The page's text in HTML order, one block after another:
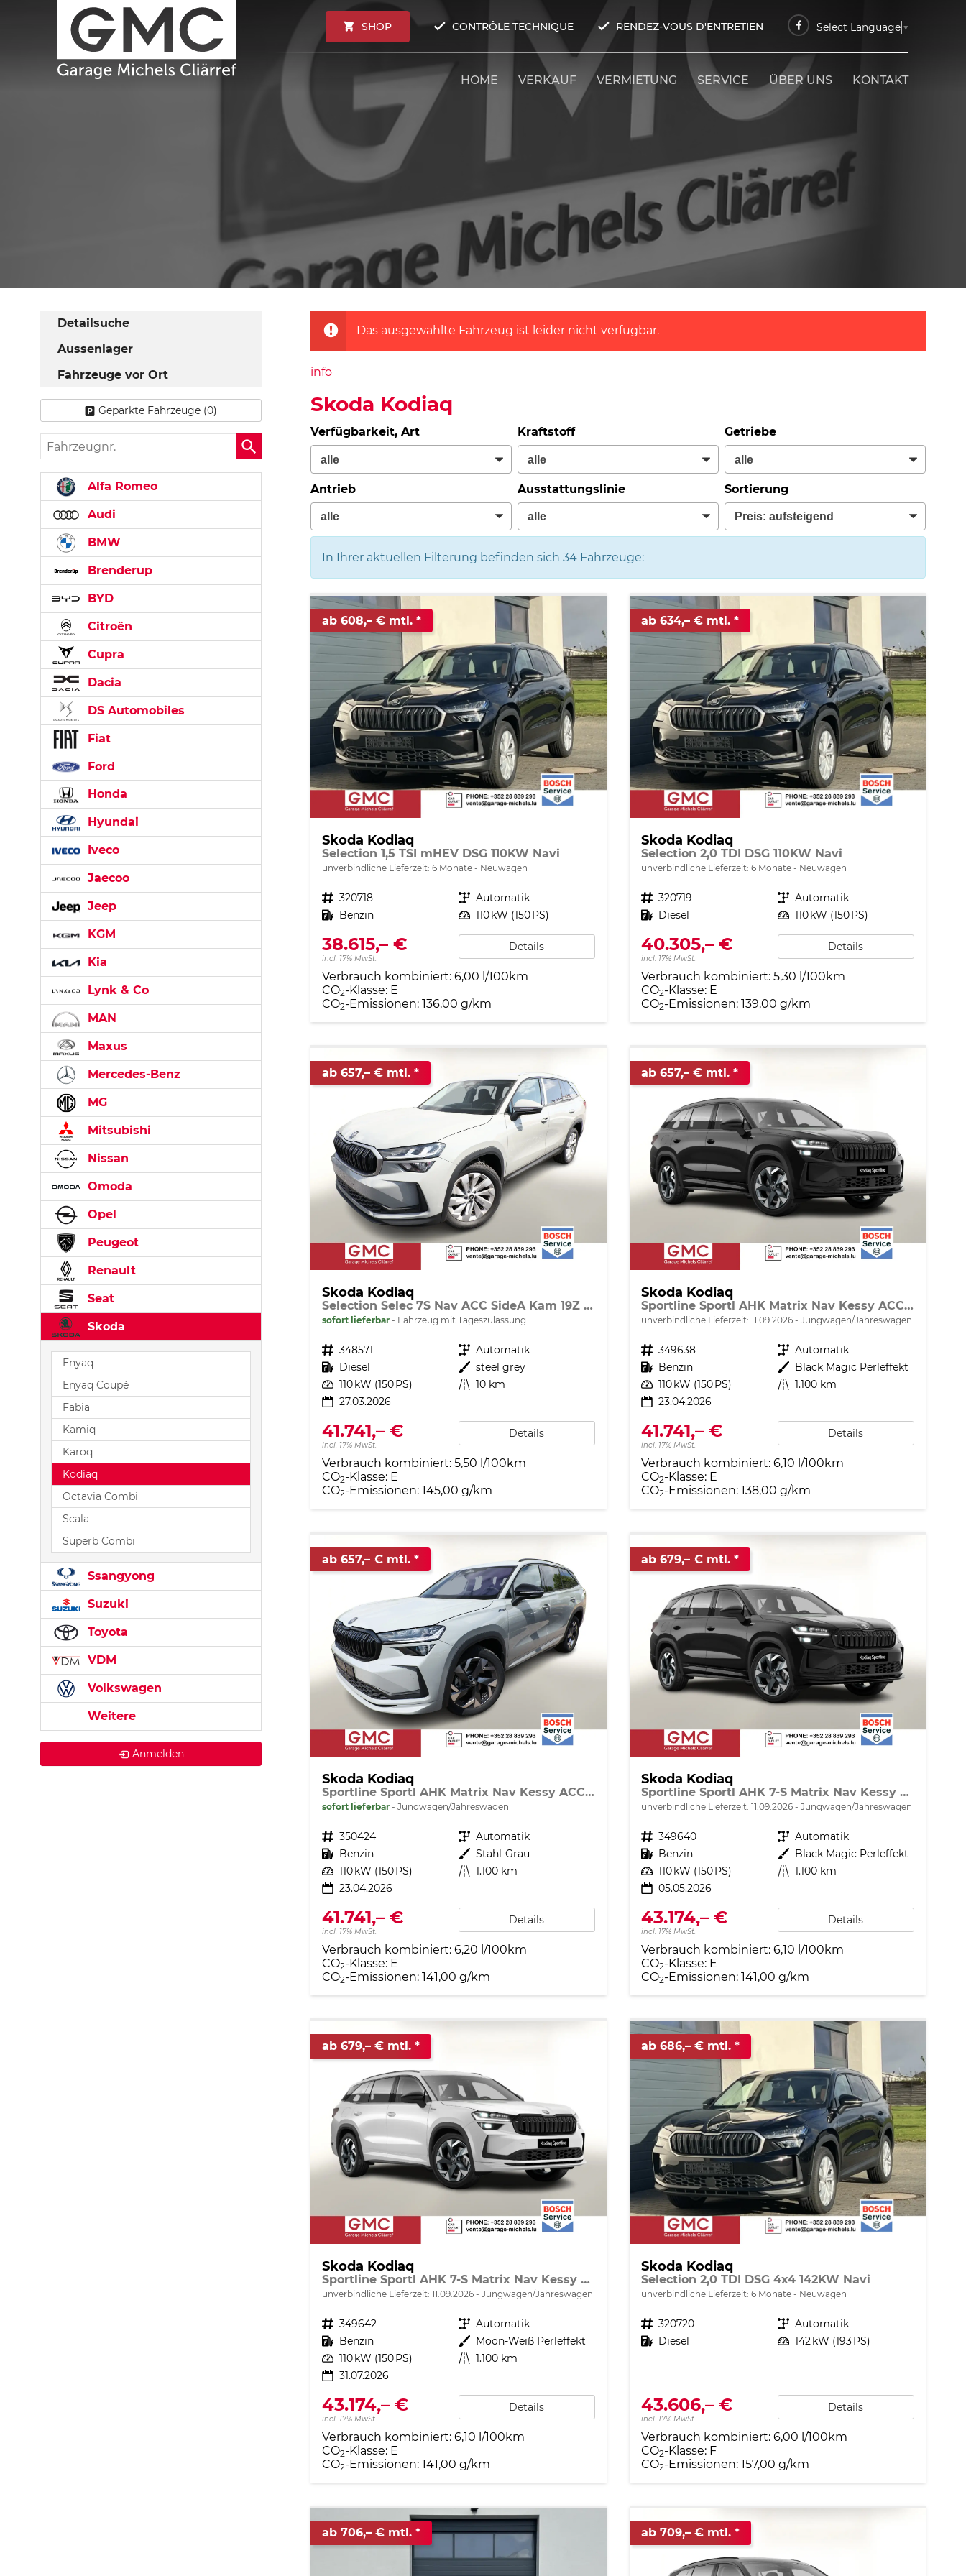
SHOP CONTRÔLE TECHNIQUE RENDEZ-VOUS D'ENTRETIEN Select Language ▼
HOME VERKAUF VERMIETUNG SERVICE ÜBER UNS KONTAKT
Das ausgewählte Fahrzeug ist leider nicht verfügbar.
info
Skoda Kodiaq
Verfügbarkeit, Art Kraftstoff Getriebe
Antrieb Ausstattungslinie Sortierung
In Ihrer aktuellen Filterung befinden sich 34Fahrzeuge:
ab 608,– € mtl.
Skoda Kodiaq
Selection 1,5 TSI mHEV DSG 110KW Navi
unverbindliche Lieferzeit: 6 Monate Neuwagen
Fahrzeugnr. 320718 Getriebe Automatik
Kraftstoff Benzin Leistung 110 kW (150 PS)
38.615,– €
incl. 17% MwSt.
Details
Verbrauch kombiniert: 6,00 l/100km
CO2-Klasse: E
CO2-Emissionen: 136,00 g/km
ab 634,– € mtl.
Skoda Kodiaq
Selection 2,0 TDI DSG 110KW Navi
unverbindliche Lieferzeit: 6 Monate Neuwagen
Fahrzeugnr. 320719 Getriebe Automatik
Kraftstoff Diesel Leistung 110 kW (150 PS)
40.305,– €
incl. 17% MwSt.
Details
Verbrauch kombiniert: 5,30 l/100km
CO2-Klasse: E
CO2-Emissionen: 139,00 g/km
ab 657,– € mtl.
Skoda Kodiaq
Selection Selec 7S Nav ACC SideA Kam 19Z SunS SHZ
sofort lieferbar Fahrzeug mit Tageszulassung
Fahrzeugnr. 348571 Getriebe Automatik
Kraftstoff Diesel Außenfarbe steel grey
Leistung 110 kW (150 PS) Kilometerstand 10 km
27.03.2026
41.741,– €
incl. 17% MwSt.
Details
Verbrauch kombiniert: 5,50 l/100km
CO2-Klasse: E
CO2-Emissionen: 145,00 g/km
ab 657,– € mtl.
Skoda Kodiaq
Sportline Sportl AHK Matrix Nav Kessy ACC SunS SHZ
unverbindliche Lieferzeit: 11.09.2026 Jungwagen/Jahreswagen
Fahrzeugnr. 349638 Getriebe Automatik
Kraftstoff Benzin Außenfarbe Black Magic Perleffekt
Leistung 110 kW (150 PS) Kilometerstand 1.100 km
23.04.2026
41.741,– €
incl. 17% MwSt.
Details
Verbrauch kombiniert: 6,10 l/100km
CO2-Klasse: E
CO2-Emissionen: 138,00 g/km
ab 657,– € mtl.
Skoda Kodiaq
Sportline Sportl AHK Matrix Nav Kessy ACC SunS SHZ
sofort lieferbar Jungwagen/Jahreswagen
Fahrzeugnr. 350424 Getriebe Automatik
Kraftstoff Benzin Außenfarbe Stahl-Grau
Leistung 110 kW (150 PS) Kilometerstand 1.100 km
23.04.2026
41.741,– €
incl. 17% MwSt.
Details
Verbrauch kombiniert: 6,20 l/100km
CO2-Klasse: E
CO2-Emissionen: 141,00 g/km
ab 679,– € mtl.
Skoda Kodiaq
Sportline Sportl AHK 7-S Matrix Nav Kessy ACC SunS
unverbindliche Lieferzeit: 11.09.2026 Jungwagen/Jahreswagen
Fahrzeugnr. 349640 Getriebe Automatik
Kraftstoff Benzin Außenfarbe Black Magic Perleffekt
Leistung 110 kW (150 PS) Kilometerstand 1.100 km
05.05.2026
43.174,– €
incl. 17% MwSt.
Details
Verbrauch kombiniert: 6,10 l/100km
CO2-Klasse: E
CO2-Emissionen: 141,00 g/km
ab 679,– € mtl.
Skoda Kodiaq
Sportline Sportl AHK 7-S Matrix Nav Kessy ACC SunS
unverbindliche Lieferzeit: 11.09.2026 Jungwagen/Jahreswagen
Fahrzeugnr. 349642 Getriebe Automatik
Kraftstoff Benzin Außenfarbe Moon-Weiß Perleffekt
Leistung 110 kW (150 PS) Kilometerstand 1.100 km
31.07.2026
43.174,– €
incl. 17% MwSt.
Details
Verbrauch kombiniert: 6,10 l/100km
CO2-Klasse: E
CO2-Emissionen: 141,00 g/km
ab 686,– € mtl.
Skoda Kodiaq
Selection 2,0 TDI DSG 4x4 142KW Navi
unverbindliche Lieferzeit: 6 Monate Neuwagen
Fahrzeugnr. 320720 Getriebe Automatik
Kraftstoff Diesel Leistung 142 kW (193 PS)
43.606,– €
incl. 17% MwSt.
Details
Verbrauch kombiniert: 6,00 l/100km
CO2-Klasse: F
CO2-Emissionen: 157,00 g/km
ab 706,– € mtl. ab 709,– € mtl.
Detailsuche
Aussenlager
Fahrzeuge vor Ort
Geparkte Fahrzeuge (0)
Fahrzeugnr.
Alfa Romeo
Audi
BMW
Brenderup
BYD
Citroën
Cupra
Dacia
DS Automobiles
Fiat
Ford
Honda
Hyundai
Iveco
Jaecoo
Jeep
KGM
Kia
Lynk & Co
MAN
Maxus
Mercedes-Benz
MG
Mitsubishi
Nissan
Omoda
Opel
Peugeot
Renault
Seat
Skoda
Enyaq
Enyaq Coupé
Fabia
Kamiq
Karoq
Kodiaq
Octavia Combi
Scala
Superb Combi
Ssangyong
Suzuki
Toyota
VDM
Volkswagen
Weitere
Anmelden